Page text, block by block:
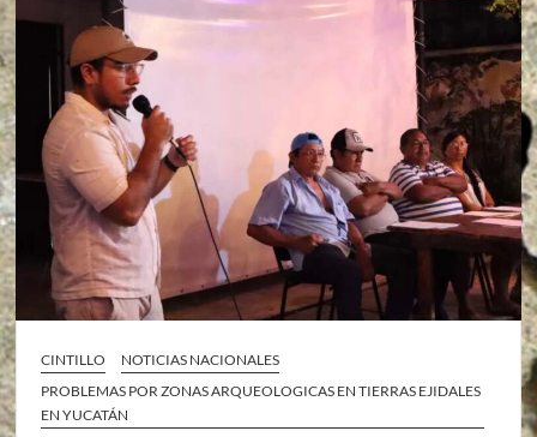
CINTILLO
NOTICIAS NACIONALES
PROBLEMAS POR ZONAS ARQUEOLOGICAS EN TIERRAS EJIDALES
EN YUCATÁN